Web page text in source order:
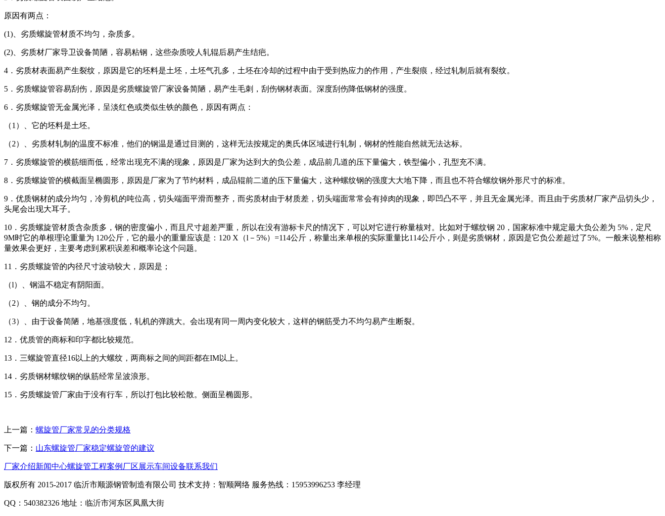
原因有两点：
(1)、劣质螺旋管材质不均匀，杂质多。
(2)、劣质材厂家导卫设备简陋，容易粘钢，这些杂质咬人轧辊后易产生结疤。
4．劣质材表面易产生裂纹，原因是它的坯料是土坯，土坯气孔多，土坯在冷却的过程中由于受到热应力的作用，产生裂痕，经过轧制后就有裂纹。
5．劣质螺旋管容易刮伤，原因是劣质螺旋管厂家设备简陋，易产生毛刺，刮伤钢材表面。深度刮伤降低钢材的强度。
6．劣质螺旋管无金属光泽，呈淡红色或类似生铁的颜色，原因有两点：
（1）、它的坯料是土坯。
（2）、劣质材轧制的温度不标准，他们的钢温是通过目测的，这样无法按规定的奥氏体区域进行轧制，钢材的性能自然就无法达标。
7．劣质螺旋管的横筋细而低，经常出现充不满的现象，原因是厂家为达到大的负公差，成品前几道的压下量偏大，铁型偏小，孔型充不满。
8．劣质螺旋管的横截面呈椭圆形，原因是厂家为了节约材料，成品辊前二道的压下量偏大，这种螺纹钢的强度大大地下降，而且也不符合螺纹钢外形尺寸的标准。
9．优质钢材的成分均匀，冷剪机的吨位高，切头端面平滑而整齐，而劣质材由于材质差，切头端面常常会有掉肉的现象，即凹凸不平，并且无金属光泽。而且由于劣质材厂家产品切头少，
头尾会出现大耳子。
10．劣质螺旋管材质含杂质多，钢的密度偏小，而且尺寸超差严重，所以在没有游标卡尺的情况下，可以对它进行称量核对。比如对于螺纹钢 20，国家标准中规定最大负公差为 5%，定尺
9M时它的单根理论重量为 120公斤，它的最小的重量应该是：120 X（l－5%）=114公斤，称量出来单根的实际重量比114公斤小，则是劣质钢材，原因是它负公差超过了5%。一般来说整相称
量效果会更好，主要考虑到累积误差和概率论这个问题。
11．劣质螺旋管的内径尺寸波动较大，原因是；
（l）、钢温不稳定有阴阳面。
（2）、钢的成分不均匀。
（3）、由于设备简陋，地基强度低，轧机的弹跳大。会出现有同一周内变化较大，这样的钢筋受力不均匀易产生断裂。
12．优质管的商标和印字都比较规范。
13．三螺旋管直径16以上的大螺纹，两商标之间的间距都在IM以上。
14．劣质钢材螺纹钢的纵筋经常呈波浪形。
15．劣质螺旋管厂家由于没有行车，所以打包比较松散。侧面呈椭圆形。
上一篇： 螺旋管厂家常见的分类规格
下一篇： 山东螺旋管厂家稳定螺旋管的建议
厂家介绍新闻中心螺旋管工程案例 厂区展示车间设备联系我们
版权所有 2015-2017 临沂市顺源钢管制造有限公司 技术支持：智顺网络 服务热线：15953996253 李经理
QQ：540382326 地址：临沂市河东区凤凰大街